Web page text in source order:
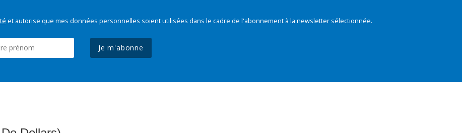
et autorise que mes données personnelles soient utilisées dans le cadre de l'abonnement à la newsletter sélectionnée.
Je m'abonne